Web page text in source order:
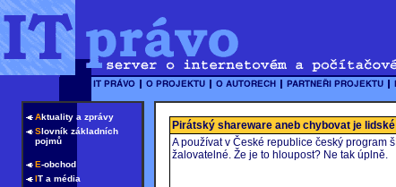
Aktuality a zprávy
Slovník základních
pojmů
E-obchod
IT a média
Pirátský shareware aneb chybovat je lidské
A používat v České republice český program
žalovatelné. Že je to hloupost? Ne tak úplně.